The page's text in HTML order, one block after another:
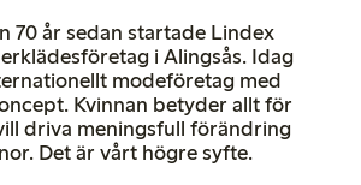
70 år sedan startade Lindex
i Alingsås. Idag
modeföretag med
Kvinnan betyder allt för
driva meningsfull förändring
Det är vårt högre syfte.